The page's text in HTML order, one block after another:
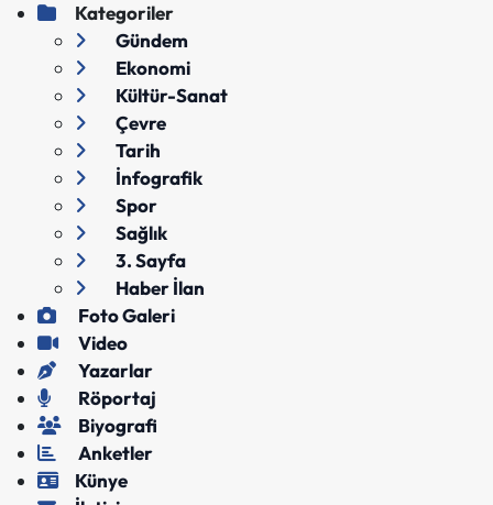
Kategoriler
Gündem
Ekonomi
Kültür-Sanat
Çevre
Tarih
İnfografik
Spor
Sağlık
3. Sayfa
Haber İlan
Foto Galeri
Video
Yazarlar
Röportaj
Biyografi
Anketler
Künye